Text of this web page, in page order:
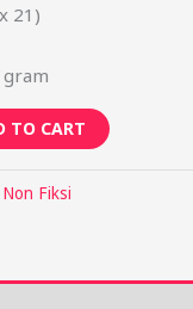
21)
TO CART
Non Fiksi